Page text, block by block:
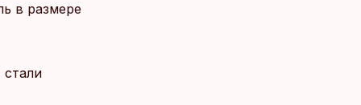
в размере